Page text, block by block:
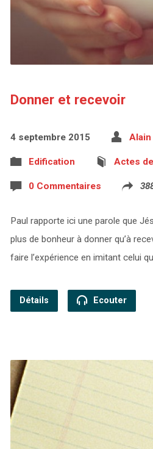
Donner et recevoir
4 septembre 2015 Alain
Edification Actes
0 Commentaires
Paul rapporte ici une parole que
plus de bonheur à donner qu’à
faire l’expérience en imitant celui
Détails Ecouter